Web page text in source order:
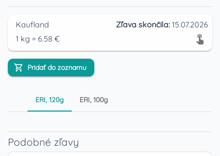
Kaufland Zľava skončila: 15.07.2026
1 kg = 6.58 €
Pridať do zoznamu
ERI, 120g ERI, 100g
Podobné zľavy